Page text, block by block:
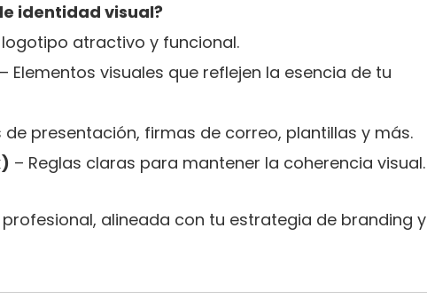
identidad visual?
logotipo atractivo y funcional.
– Elementos visuales que reflejen la esencia de tu
de presentación, firmas de correo, plantillas y más.
– Reglas claras para mantener la coherencia visual.
alineada con tu estrategia de branding y